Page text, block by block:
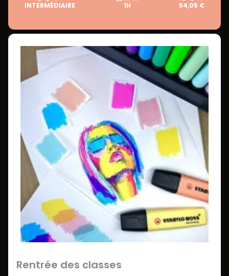
INTERMÉDIAIRE 1H 54,05 €
Rentrée des classes